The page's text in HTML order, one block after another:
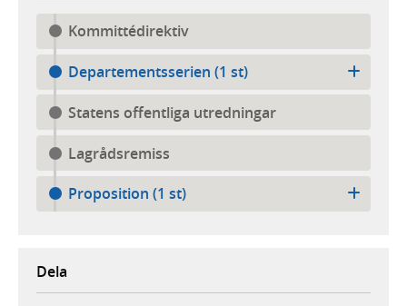
Kommittédirektiv
Departementsserien (1 st)
Statens offentliga utredningar
Lagrådsremiss
Proposition (1 st)
Dela